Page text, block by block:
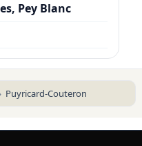
Pey Blanc
Puyricard-Couteron